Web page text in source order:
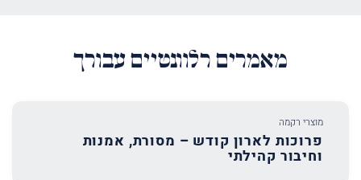
מאמרים רלוונטיים עבורך
מוצרי רקמה
פרוכות לארון קודש – מסורת, אמנות
וחיבור קהילתי